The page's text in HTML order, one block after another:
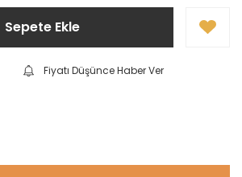
Sepete Ekle
Fiyatı Düşünce Haber Ver